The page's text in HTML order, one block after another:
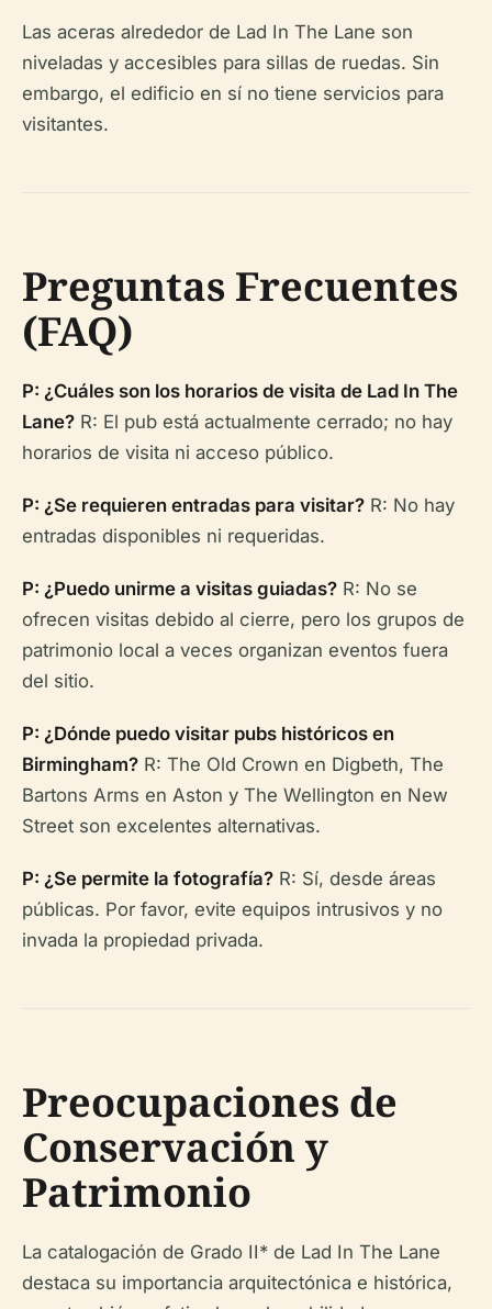
Las aceras alrededor de Lad In The Lane son
niveladas y accesibles para sillas de ruedas. Sin
embargo, el edificio en sí no tiene servicios para
visitantes.
Preguntas Frecuentes
(FAQ)
P: ¿Cuáles son los horarios de visita de Lad In The
Lane? R: El pub está actualmente cerrado; no hay
horarios de visita ni acceso público.
P: ¿Se requieren entradas para visitar? R: No hay
entradas disponibles ni requeridas.
P: ¿Puedo unirme a visitas guiadas? R: No se
ofrecen visitas debido al cierre, pero los grupos de
patrimonio local a veces organizan eventos fuera
del sitio.
P: ¿Dónde puedo visitar pubs históricos en
Birmingham? R: The Old Crown en Digbeth, The
Bartons Arms en Aston y The Wellington en New
Street son excelentes alternativas.
P: ¿Se permite la fotografía? R: Sí, desde áreas
públicas. Por favor, evite equipos intrusivos y no
invada la propiedad privada.
Preocupaciones de
Conservación y
Patrimonio
La catalogación de Grado II* de Lad In The Lane
destaca su importancia arquitectónica e histórica,